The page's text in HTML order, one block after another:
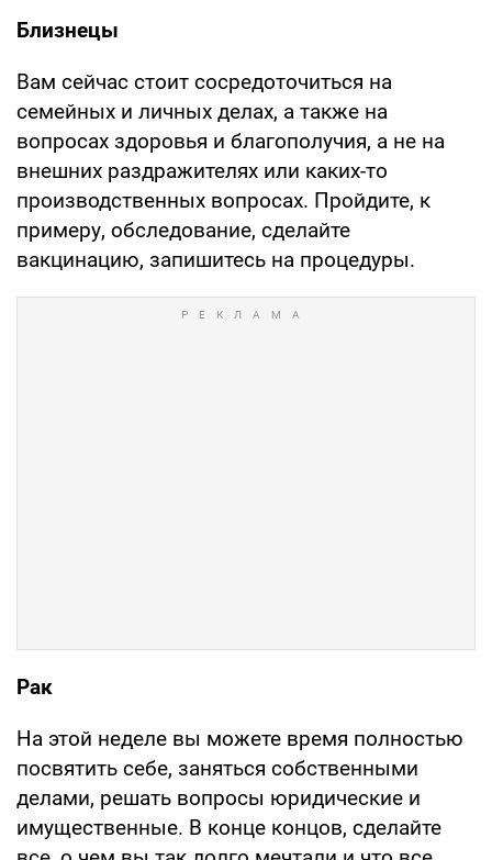
Близнецы
Вам сейчас стоит сосредоточиться на
семейных и личных делах, а также на
вопросах здоровья и благополучия, а не на
внешних раздражителях или каких-то
производственных вопросах. Пройдите, к
примеру, обследование, сделайте
вакцинацию, запишитесь на процедуры.
Рак
На этой неделе вы можете время полностью
посвятить себе, заняться собственными
делами, решать вопросы юридические и
имущественные. В конце концов, сделайте